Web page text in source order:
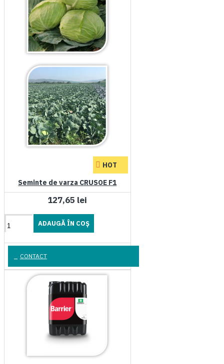
HOT
Seminte de varza CRUSOE F1
127,65 lei
ADAUGĂ ÎN COŞ
CONTACT